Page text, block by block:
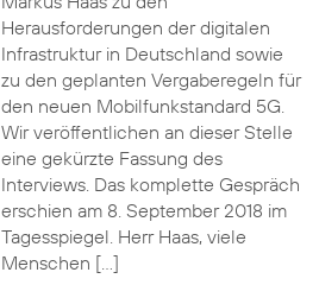
Herausforderungen der digitalen
Infrastruktur in Deutschland sowie
zu den geplanten Vergaberegeln für
den neuen Mobilfunkstandard 5G.
Wir veröffentlichen an dieser Stelle
eine gekürzte Fassung des
Interviews. Das komplette Gespräch
erschien am 8. September 2018 im
Tagesspiegel. Herr Haas, viele
Menschen […]